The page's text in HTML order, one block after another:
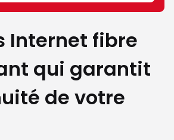
Internet fibre
qui garantit
de votre